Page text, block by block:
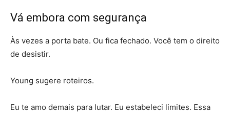
Vá embora com segurança
Às vezes a porta bate. Ou fica fechado. Você tem o direito
de desistir.
Young sugere roteiros.
Eu te amo demais para lutar. Eu estabeleci limites. Essa